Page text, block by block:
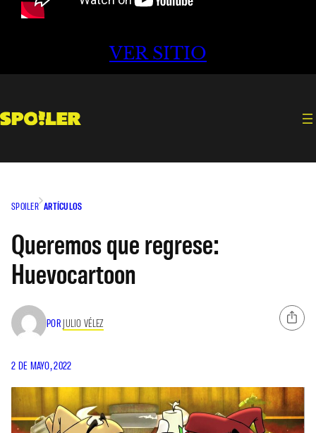
VER SITIO
SPOILER ARTÍCULOS
Queremos que regrese:
Huevocartoon
POR JULIO VÉLEZ
2 DE MAYO, 2022